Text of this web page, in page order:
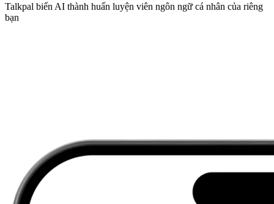
Talkpal biến AI thành huấn luyện viên ngôn ngữ cá nhân của riêng
bạn